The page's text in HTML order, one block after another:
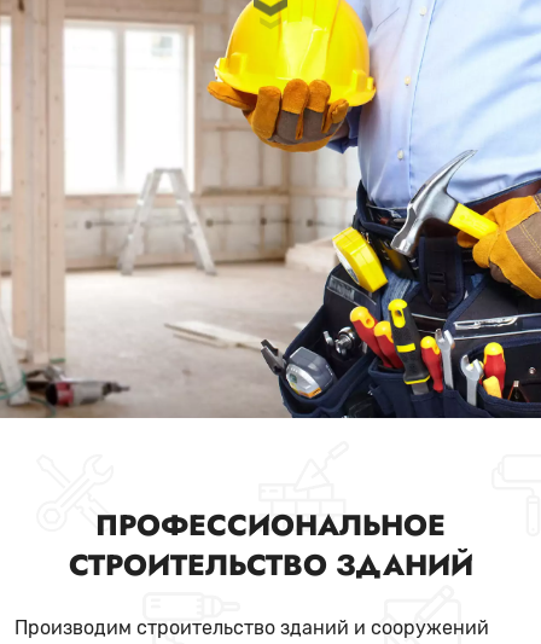
ПРОФЕССИОНАЛЬНОЕ
СТРОИТЕЛЬСТВО ЗДАНИЙ
Производим строительство зданий и сооружений